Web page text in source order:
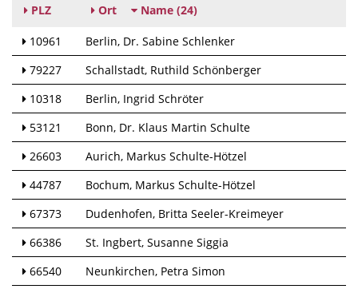
PLZ Ort Name (24)
10961 Berlin Dr. Sabine Schlenker
79227
Schallstadt Ruthild Schönberger
10318
Berlin Ingrid Schröter
53121
Bonn Dr. Klaus Martin Schulte
26603
Aurich Markus Schulte-Hötzel
44787
Bochum Markus Schulte-Hötzel
67373
Dudenhofen Britta Seeler-Kreimeyer
66386
St. Ingbert Susanne Siggia
66540
Neunkirchen Petra Simon